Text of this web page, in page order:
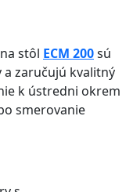
stôl ECM 200sú
zaručujú kvalitný
k ústredni okrem
smerovanie